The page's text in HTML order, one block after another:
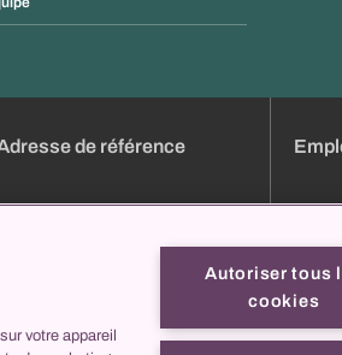
de référence
collegis
Profils
C'est
votre appareil
Autoriser tous
cookies